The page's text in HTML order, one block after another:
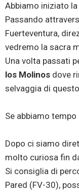
Abbiamo iniziato
Passando
Fuerteventura,
vedremo la sacra
Una volta passati
los Molinos dove
selvaggia di
Se abbiamo
Dopo ci siamo
molto curiosa fin
Si consiglia di
Pared (FV-30),